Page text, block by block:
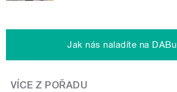
Jak nás naladíte na DABu
VÍCE Z POŘADU